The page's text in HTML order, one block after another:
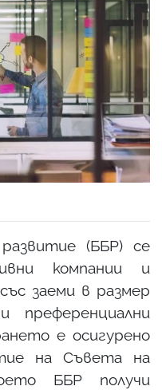
(ББР) се
компании и
заеми в размер
е осигурено
на Съвета на
ББР получи